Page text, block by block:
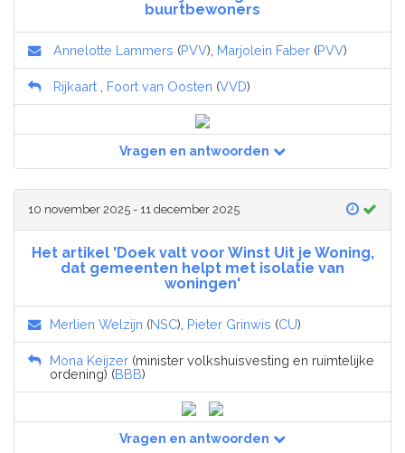
buurtbewoners
Annelotte Lammers (PVV), Marjolein Faber (PVV)
Rijkaart Foort van Oosten (VVD)
Vragen en antwoorden
10 november 2025 - 11 december 2025
Het artikel 'Doek valt voor Winst Uit je Woning,
dat gemeenten helpt met isolatie van
woningen'
Merlien Welzijn (NSC), Pieter Grinwis (CU)
Mona Keijzer (minister volkshuisvesting en ruimtelijke
ordening) (BBB)
Vragen en antwoorden